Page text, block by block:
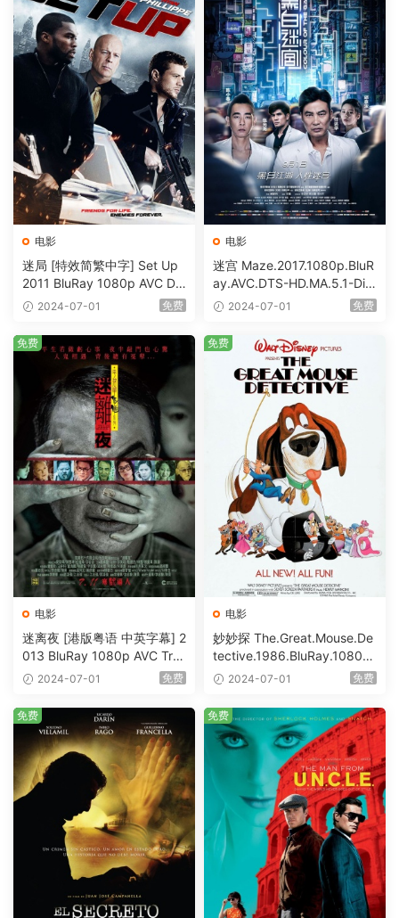
电影
迷局 [特效简繁中字] Set Up
2011 BluRay 1080p AVC DT
S-HD MA5.1-shhaclm@CHD
2024-07-01 免费
电影
迷宫 Maze.2017.1080p.BluR
ay.AVC.DTS-HD.MA.5.1-DiY
@HDHome [BDISO 19.7GB]
2024-07-01 免费
电影
迷离夜 [港版粤语 中英字幕] 2
013 BluRay 1080p AVC Tru
eHD5.1 [BDISO 22.64GB]
2024-07-01 免费
免费
电影
妙妙探 The.Great.Mouse.De
tective.1986.BluRay.1080p.
AVC.DTS-HD.MA.5.1-HDHo
2024-07-01 免费
免费
免费 免费